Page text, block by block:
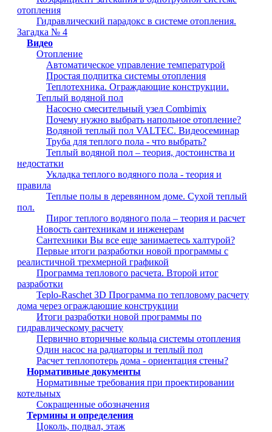
отопления
Гидравлический парадокс в системе отопления.
Загадка № 4
Видео
Отопление
Автоматическое управление температурой
Простая подпитка системы отопления
Теплотехника. Ограждающие конструкции.
Теплый водяной пол
Насосно смесительный узел Combimix
Почему нужно выбрать напольное отопление?
Водяной теплый пол VALTEC. Видеосеминар
Труба для теплого пола - что выбрать?
Теплый водяной пол – теория, достоинства и
недостатки
Укладка теплого водяного пола - теория и
правила
Теплые полы в деревянном доме. Сухой теплый
пол.
Пирог теплого водяного пола – теория и расчет
Новость сантехникам и инженерам
Сантехники Вы все еще занимаетесь халтурой?
Первые итоги разработки новой программы с
реалистичной трехмерной графикой
Программа теплового расчета. Второй итог
разработки
Teplo-Raschet 3D Программа по тепловому расчету
дома через ограждающие конструкции
Итоги разработки новой программы по
гидравлическому расчету
Первично вторичные кольца системы отопления
Один насос на радиаторы и теплый пол
Расчет теплопотерь дома - ориентация стены?
Нормативные документы
Нормативные требования при проектировании
котельных
Сокращенные обозначения
Термины и определения
Цоколь, подвал, этаж